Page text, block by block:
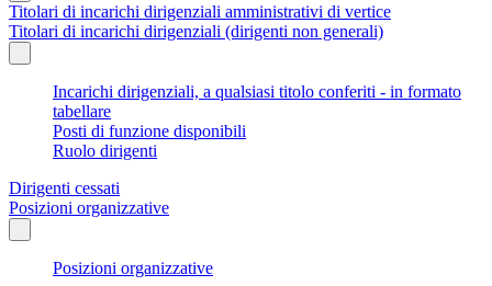
Titolari di incarichi dirigenziali amministrativi di vertice
Titolari di incarichi dirigenziali (dirigenti non generali)
Incarichi dirigenziali, a qualsiasi titolo conferiti - in formato
tabellare
Posti di funzione disponibili
Ruolo dirigenti
Dirigenti cessati
Posizioni organizzative
Posizioni organizzative